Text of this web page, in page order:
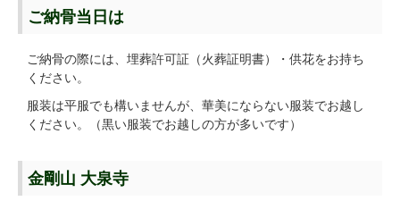
ご納骨当日は
ご納骨の際には、埋葬許可証（火葬証明書）・供花をお持ち
ください。
服装は平服でも構いませんが、華美にならない服装でお越し
ください。（黒い服装でお越しの方が多いです）
金剛山 大泉寺